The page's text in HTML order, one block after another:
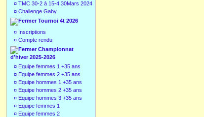
¤ TMC 30-2 à 15-4 30Mars 2024
¤ Challenge Gaby
Tournoi 4t 2026
¤ Inscriptions
¤ Compte rendu
Championnat
d'hiver 2025-2026
¤ Equipe femmes 1 +35 ans
¤ Equipe femmes 2 +35 ans
¤ Equipe hommes 1 +35 ans
¤ Equipe hommes 2 +35 ans
¤ Equipe hommes 3 +35 ans
¤ Equipe femmes 1
¤ Equipe femmes 2